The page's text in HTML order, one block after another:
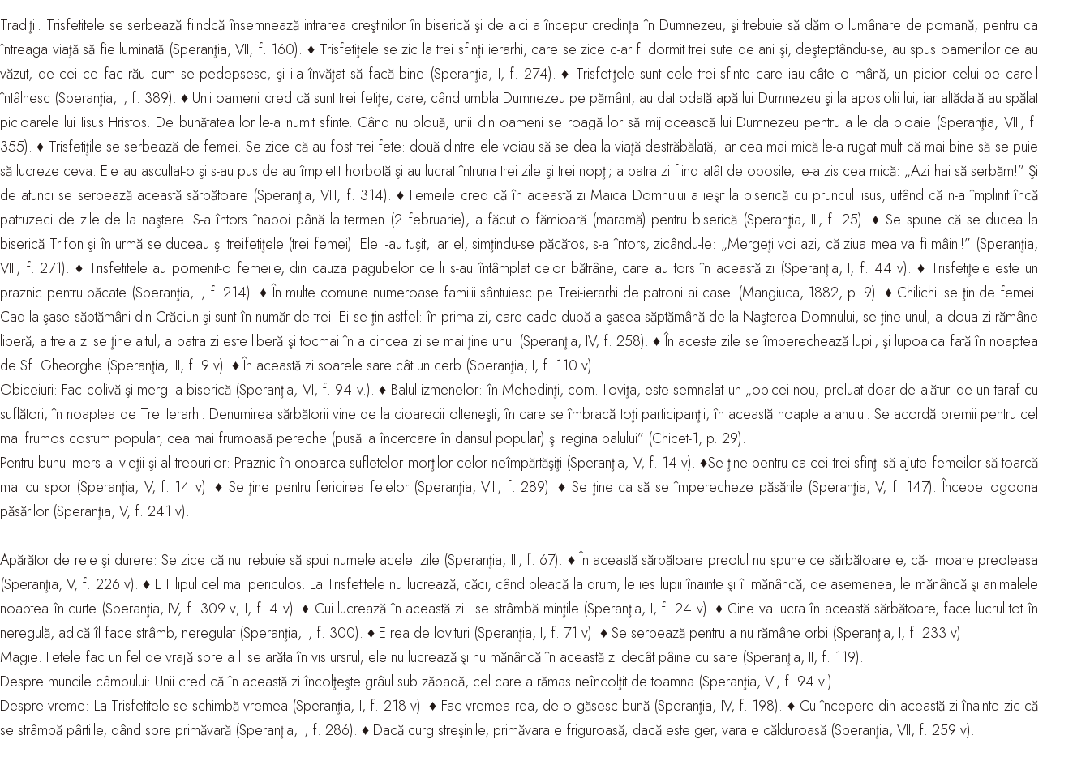
Tradiţii: Trisfetitele se serbează fiindcă însemnează intrarea creştinilor în biserică şi de aici a început credinţa în Dumnezeu, şi trebuie să dăm o lumânare de pomană, pentru ca
întreaga viaţă să fie luminată (Speranţia, VII, f. 160). ♦ Trisfetiţele se zic la trei sfinţi ierarhi, care se zice c-ar fi dormit trei sute de ani şi, deşteptându-se, au spus oamenilor ce au
văzut, de cei ce fac rău cum se pedepsesc, şi i-a învăţat să facă bine (Speranţia, I, f. 274). ♦ Trisfetiţele sunt cele trei sfinte care iau câte o mână, un picior celui pe care-l
întâlnesc (Speranţia, I, f. 389). ♦ Unii oameni cred că sunt trei fetiţe, care, când umbla Dumnezeu pe pământ, au dat odată apă lui Dumnezeu şi la apostolii lui, iar altădată au spălat
picioarele lui Iisus Hristos. De bunătatea lor le-a numit sfinte. Când nu plouă, unii din oameni se roagă lor să mijlocească lui Dumnezeu pentru a le da ploaie (Speranţia, VIII, f.
355). ♦ Trisfetiţile se serbează de femei. Se zice că au fost trei fete: două dintre ele voiau să se dea la viaţă destrăbălată, iar cea mai mică le-a rugat mult că mai bine să se puie
să lucreze ceva. Ele au ascultat-o şi s-au pus de au împletit horbotă şi au lucrat întruna trei zile şi trei nopţi; a patra zi fiind atât de obosite, le-a zis cea mică: „Azi hai să serbăm!” Şi
de atunci se serbează această sărbătoare (Speranţia, VIII, f. 314). ♦ Femeile cred că în această zi Maica Domnului a ieşit la biserică cu pruncul Iisus, uitând că n-a împlinit încă
patruzeci de zile de la naştere. S-a întors înapoi până la termen (2 februarie), a făcut o fămioară (maramă) pentru biserică (Speranţia, III, f. 25). ♦ Se spune că se ducea la
biserică Trifon şi în urmă se duceau şi treifetiţele (trei femei). Ele l-au tuşit, iar el, simţindu-se păcătos, s-a întors, zicându-le: „Mergeţi voi azi, că ziua mea va fi mâini!” (Speranţia,
VIII, f. 271). ♦ Trisfetitele au pomenit-o femeile, din cauza pagubelor ce li s-au întâmplat celor bătrâne, care au tors în această zi (Speranţia, I, f. 44 v). ♦ Trisfetiţele este un
praznic pentru păcate (Speranţia, I, f. 214). ♦ În multe comune numeroase familii sântuiesc pe Trei-ierarhi de patroni ai casei (Mangiuca, 1882, p. 9). ♦ Chilichii se ţin de femei.
Cad la şase săptămâni din Crăciun şi sunt în număr de trei. Ei se ţin astfel: în prima zi, care cade după a şasea săptămână de la Naşterea Domnului, se ţine unul; a doua zi rămâne
liberă; a treia zi se ţine altul, a patra zi este liberă şi tocmai în a cincea zi se mai ţine unul (Speranţia, IV, f. 258). ♦ În aceste zile se împerechează lupii, şi lupoaica fată în noaptea
de Sf. Gheorghe (Speranţia, III, f. 9 v). ♦ În această zi soarele sare cât un cerb (Speranţia, I, f. 110 v).
Obiceiuri: Fac colivă şi merg la biserică (Speranţia, VI, f. 94 v.). ♦ Balul izmenelor: în Mehedinţi, com. Iloviţa, este semnalat un „obicei nou, preluat doar de alături de un taraf cu
suflători, în noaptea de Trei Ierarhi. Denumirea sărbătorii vine de la cioarecii olteneşti, în care se îmbracă toţi participanţii, în această noapte a anului. Se acordă premii pentru cel
mai frumos costum popular, cea mai frumoasă pereche (pusă la încercare în dansul popular) şi regina balului” (Chicet-1, p. 29).
Pentru bunul mers al vieţii şi al treburilor: Praznic în onoarea sufletelor morţilor celor neîmpărtăşiţi (Speranţia, V, f. 14 v). ♦Se ţine pentru ca cei trei sfinţi să ajute femeilor să toarcă
mai cu spor (Speranţia, V, f. 14 v). ♦ Se ţine pentru fericirea fetelor (Speranţia, VIII, f. 289). ♦ Se ţine ca să se împerecheze păsările (Speranţia, V, f. 147). Începe logodna
păsărilor (Speranţia, V, f. 241 v).
Apărător de rele şi durere: Se zice că nu trebuie să spui numele acelei zile (Speranţia, III, f. 67). ♦ În această sărbătoare preotul nu spune ce sărbătoare e, că-I moare preoteasa
(Speranţia, V, f. 226 v). ♦ E Filipul cel mai periculos. La Trisfetitele nu lucrează, căci, când pleacă la drum, le ies lupii înainte şi îi mănâncă; de asemenea, le mănâncă şi animalele
noaptea în curte (Speranţia, IV, f. 309 v; I, f. 4 v). ♦ Cui lucrează în această zi i se strâmbă minţile (Speranţia, I, f. 24 v). ♦ Cine va lucra în această sărbătoare, face lucrul tot în
neregulă, adică îl face strâmb, neregulat (Speranţia, I, f. 300). ♦ E rea de lovituri (Speranţia, I, f. 71 v). ♦ Se serbează pentru a nu rămâne orbi (Speranţia, I, f. 233 v).
Magie: Fetele fac un fel de vrajă spre a li se arăta în vis ursitul; ele nu lucrează şi nu mănâncă în această zi decât pâine cu sare (Speranţia, II, f. 119).
Despre muncile câmpului: Unii cred că în această zi încolţeşte grâul sub zăpadă, cel care a rămas neîncolţit de toamna (Speranţia, VI, f. 94 v.).
Despre vreme: La Trisfetitele se schimbă vremea (Speranţia, I, f. 218 v). ♦ Fac vremea rea, de o găsesc bună (Speranţia, IV, f. 198). ♦ Cu începere din această zi înainte zic că
se strâmbă pârtiile, dând spre primăvară (Speranţia, I, f. 286). ♦ Dacă curg streşinile, primăvara e friguroasă; dacă este ger, vara e călduroasă (Speranţia, VII, f. 259 v).